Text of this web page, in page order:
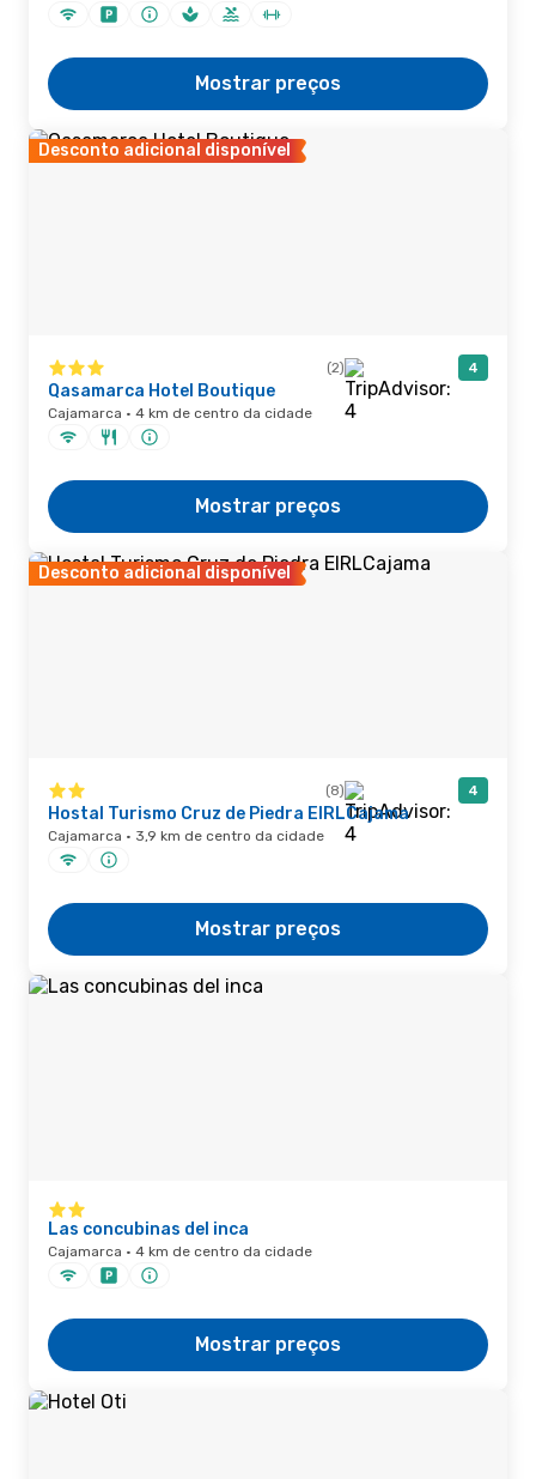
Mostrar preços
Desconto adicional disponível
(2) 4
Qasamarca Hotel Boutique
Cajamarca · 4 km de centro da cidade
Mostrar preços
Desconto adicional disponível
(8) 4
Hostal Turismo Cruz de Piedra EIRLCajama
Cajamarca · 3,9 km de centro da cidade
Mostrar preços
Las concubinas del inca
Cajamarca · 4 km de centro da cidade
Mostrar preços